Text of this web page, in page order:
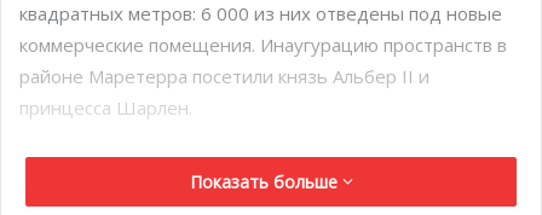
квадратных метров: 6 000 из них отведены под новые
коммерческие помещения. Инаугурацию пространств в
районе Маретерра посетили князь Альбер II и
принцесса Шарлен.
Расположенное вдоль старого здания Le Patio стало
самым многофункциональным из новых помещений.
Показать больше